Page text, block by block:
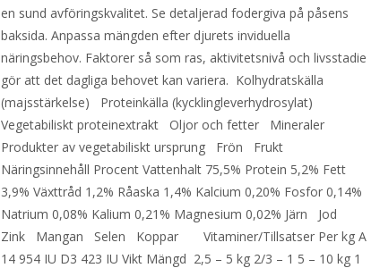
en sund avföringskvalitet. Se detaljerad fodergiva på påsens
baksida. Anpassa mängden efter djurets inviduella
näringsbehov. Faktorer så som ras, aktivitetsnivå och livsstadie
gör att det dagliga behovet kan variera. Kolhydratskälla
(majsstärkelse) Proteinkälla (kycklingleverhydrosylat)
Vegetabiliskt proteinextrakt Oljor och fetter Mineraler
Produkter av vegetabiliskt ursprung Frön Frukt
Näringsinnehåll Procent Vattenhalt 75,5% Protein 5,2% Fett
3,9% Växttråd 1,2% Råaska 1,4% Kalcium 0,20% Fosfor 0,14%
Natrium 0,08% Kalium 0,21% Magnesium 0,02% Järn Jod
Zink Mangan Selen Koppar Vitaminer/Tillsatser Per kg A
14 954 IU D3 423 IU Vikt Mängd 2,5 – 5 kg 2/3 – 1 5 – 10 kg 1